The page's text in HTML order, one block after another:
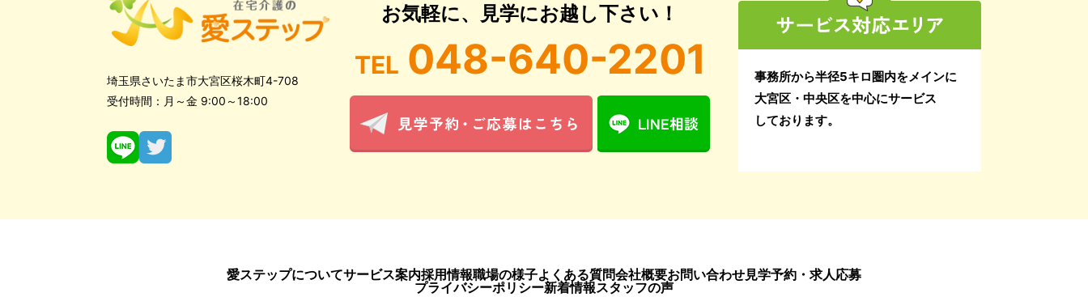
2024年12月
2024年10月
2024年9月
2024年5月
埼玉県さいたま市大宮区桜木町4-708
受付時間：月～金 9:00～18:00
お気軽に、見学にお越し下さい！
TEL 048-640-2201
事務所から半径5キロ圏内をメインに
大宮区・中央区を中心にサービス
しております。
愛ステップについてサービス案内採用情報職場の様子よくある質問会社概要お問い合わせ見学予約・求人応募
プライバシーポリシー新着情報スタッフの声